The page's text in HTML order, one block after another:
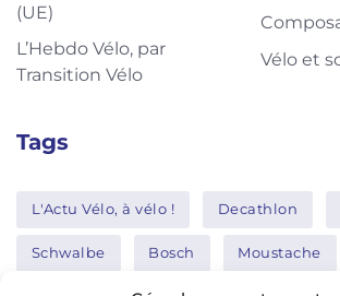
(UE)
L’Hebdo Vélo, par
Transition Vélo
Vélo et
Tags
L'Actu Vélo, à vélo ! Decathlon
Schwalbe Bosch Moustache